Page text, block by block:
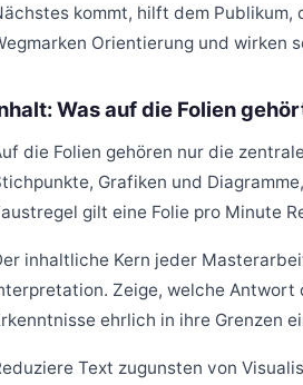
kommt, hilft dem
Orientierung und wirken
Was auf die Folien
die Folien gehören nur die
Grafiken und
gilt eine Folie pro Minute
inhaltliche Kern jeder
Zeige, welche
ehrlich in ihre Grenzen
Text zugunsten von